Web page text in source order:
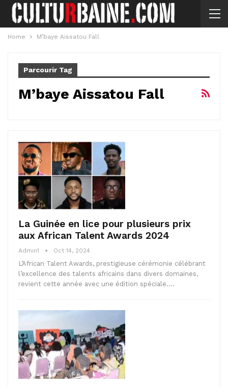
Home M’baye Aissatou Fall
Parcourir Tag
M’baye Aissatou Fall
La Guinée en lice pour plusieurs prix
aux African Talent Awards 2024
Admin1 Oct 14, 2024
L’African Talent Awards, prestigieuse cérémonie célébrant
l’excellence des talents africains dans divers domaines,
revient cette année avec une édition spéciale.…